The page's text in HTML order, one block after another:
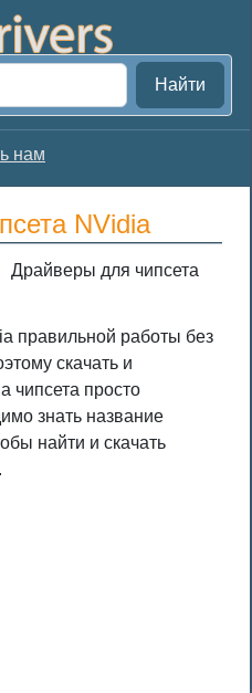
Найти
нам
NVidia
Драйверы для чипсета
правильной работы без
скачать и
чипсета просто
знать название
найти и скачать